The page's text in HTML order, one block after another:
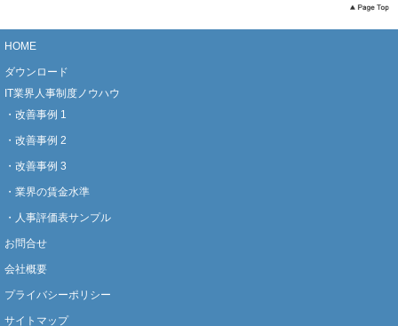
HOME
ダウンロード
IT業界人事制度ノウハウ
・改善事例 1
・改善事例 2
・改善事例 3
・業界の賃金水準
・人事評価表サンプル
お問合せ
会社概要
プライバシーポリシー
サイトマップ